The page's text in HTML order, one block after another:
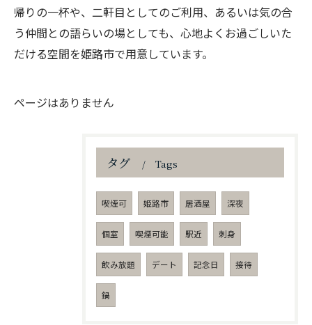
帰りの一杯や、二軒目としてのご利用、あるいは気の合
う仲間との語らいの場としても、心地よくお過ごしいた
だける空間を姫路市で用意しています。
ページはありません
タグ Tags
喫煙可 姫路市 居酒屋 深夜
個室 喫煙可能 駅近 刺身
飲み放題 デート 記念日 接待
鍋